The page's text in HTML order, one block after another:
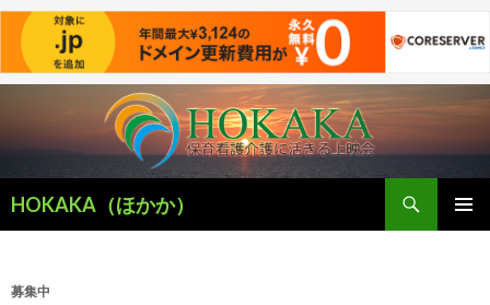
HOKAKA（ほかか）
索
ン
募集中